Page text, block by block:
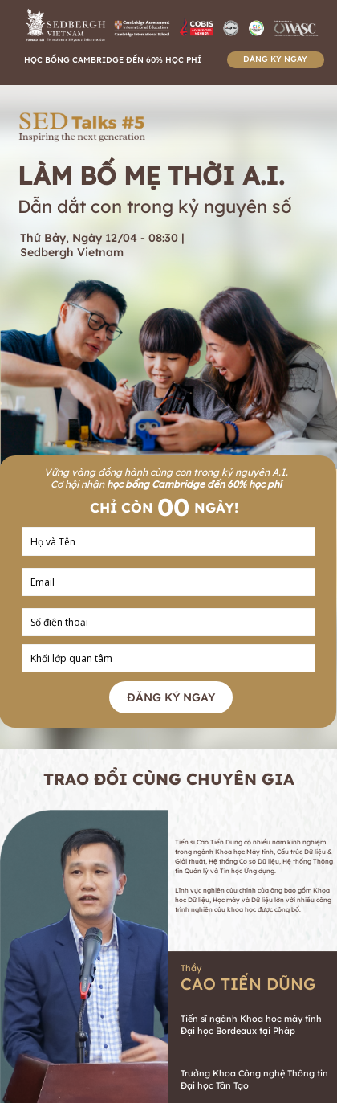
ĐĂNG KÝ NGAY
HỌC BỔNG CAMBRIDGE ĐẾN 60% HỌC PHÍ
Thứ Bảy, Ngày 12/04 - 08:30 |
Sedbergh Vietnam
Vững vàng đồng hành cùng con trong kỷ nguyên A.I.
Cơ hội nhận học bổng Cambridge đến 60% học phí
ĐĂNG KÝ NGAY
CHỈ CÒN NGÀY!
00
LÀM BỐ MẸ THỜI A.I.
Dẫn dắt con trong kỷ nguyên số
TRAO ĐỔI CÙNG CHUYÊN GIA
Thầy
CAO TIẾN DŨNG
Tiến sĩ ngành Khoa học máy tính
Đại học Bordeaux tại Pháp
Trưởng Khoa Công nghệ Thông tin
Đại học Tân Tạo
Tiến sĩ Cao Tiến Dũng có nhiều năm kinh nghiệm
trong ngành Khoa học Máy tính, Cấu trúc Dữ liệu &
Giải thuật, Hệ thống Cơ sở Dữ liệu, Hệ thống Thông
tin Quản lý và Tin học Ứng dụng.
Lĩnh vực nghiên cứu chính của ông bao gồm Khoa
học Dữ liệu, Học máy và Dữ liệu lớn với nhiều công
trình nghiên cứu khoa học được công bố.